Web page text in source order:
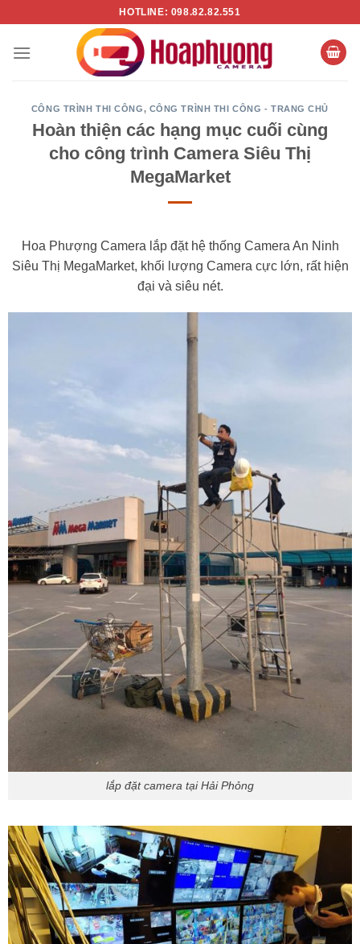
nội
HOTLINE: 098.82.82.551
CÔNG TRÌNH THI CÔNG, CÔNG TRÌNH THI CÔNG - TRANG CHỦ
Hoàn thiện các hạng mục cuối cùng
cho công trình Camera Siêu Thị
MegaMarket
Hoa Phượng Camera lắp đặt hệ thống Camera An Ninh
Siêu Thị MegaMarket, khối lượng Camera cực lớn, rất hiện
đại và siêu nét.
lắp đặt camera tại Hải Phỏng